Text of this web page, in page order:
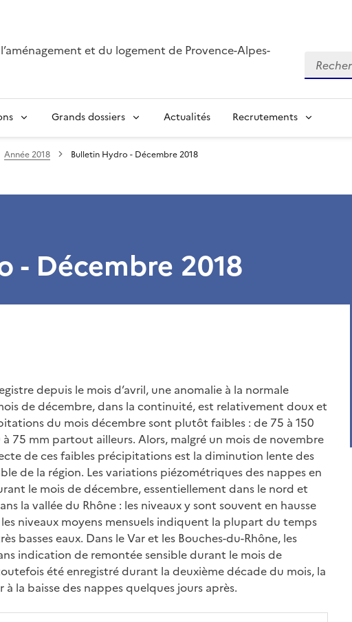
et du logement de Provence-Alpes-
Recherche
Grands dossiers Actualités Recrutements
Année 2018 Bulletin Hydro - Décembre 2018
- Décembre 2018
depuis le mois d’avril, une anomalie à la normale
de décembre, dans la continuité, est relativement doux et
du mois décembre sont plutôt faibles : de 75 à 150
75 mm partout ailleurs. Alors, malgré un mois de novembre
de ces faibles précipitations est la diminution lente des
de la région. Les variations piézométriques des nappes en
le mois de décembre, essentiellement dans le nord et
la vallée du Rhône : les niveaux y sont souvent en hausse
niveaux moyens mensuels indiquent la plupart du temps
basses eaux. Dans le Var et les Bouches-du-Rhône, les
indication de remontée sensible durant le mois de
été enregistré durant la deuxième décade du mois, la
la baisse des nappes quelques jours après.